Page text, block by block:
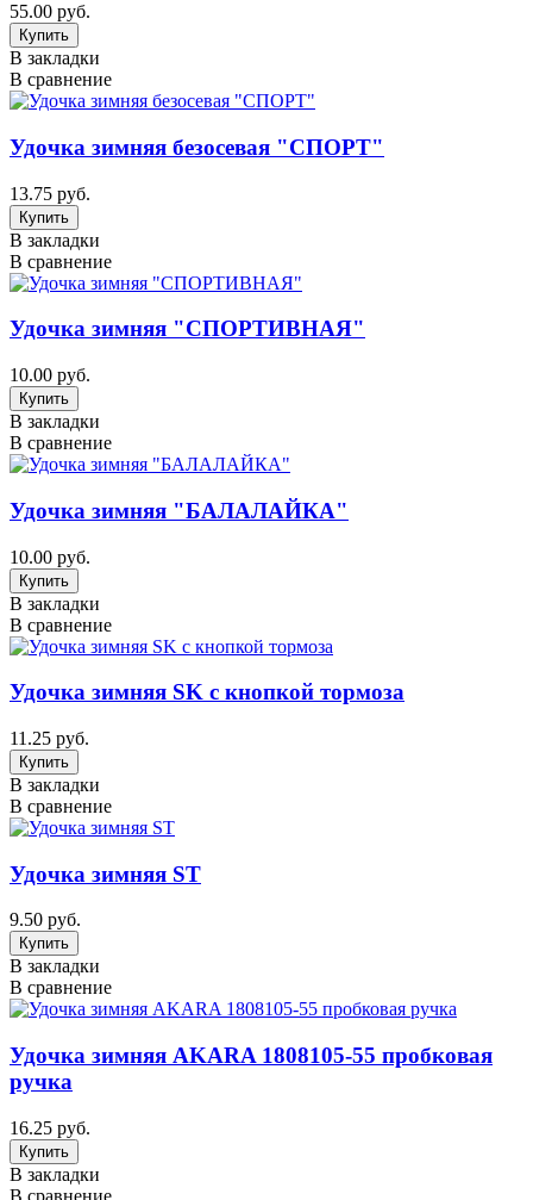
55.00 руб.
В закладки
В сравнение
Удочка зимняя безосевая "СПОРТ"
13.75 руб.
В закладки
В сравнение
Удочка зимняя "СПОРТИВНАЯ"
10.00 руб.
В закладки
В сравнение
Удочка зимняя "БАЛАЛАЙКА"
10.00 руб.
В закладки
В сравнение
Удочка зимняя SK с кнопкой тормоза
11.25 руб.
В закладки
В сравнение
Удочка зимняя ST
9.50 руб.
В закладки
В сравнение
Удочка зимняя AKARA 1808105-55 пробковая
ручка
16.25 руб.
В закладки
В сравнение